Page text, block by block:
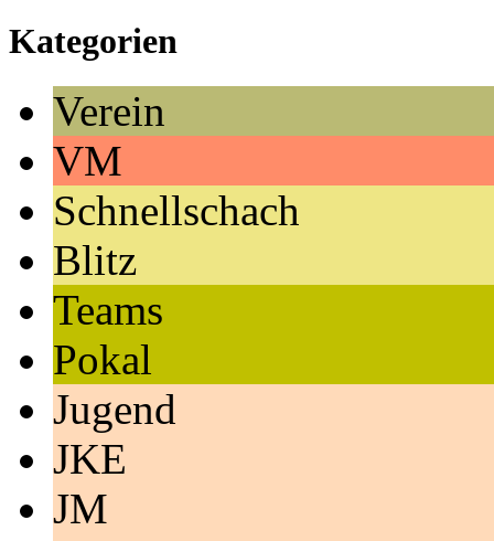
Kategorien
Verein
VM
Schnellschach
Blitz
Teams
Pokal
Jugend
JKE
JM